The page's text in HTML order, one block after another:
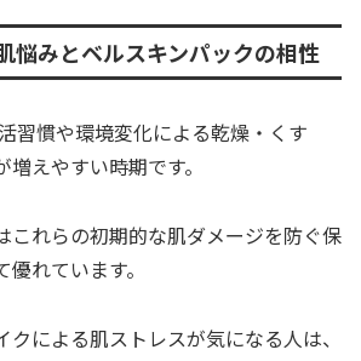
悩みとベルスキンパックの相性
習慣や環境変化による乾燥・くす
えやすい時期です。
これらの初期的な肌ダメージを防ぐ保
れています。
クによる肌ストレスが気になる人は、